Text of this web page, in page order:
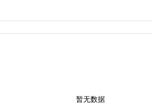
暂无数据